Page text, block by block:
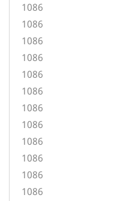
1086
1086
1086
1086
1086
1086
1086
1086
1086
1086
1086
1086